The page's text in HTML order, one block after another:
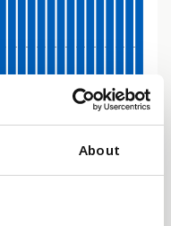
About
2030 2040 2050 2060 2070 2080 2090